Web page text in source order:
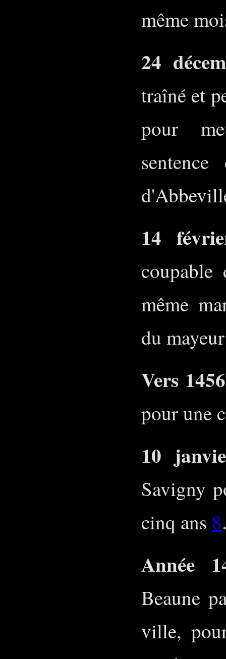
même
24
traîné et
pour
14
même
du
Vers
pour une
10
Savigny
cinq ans 8
Année
Beaune
ville,